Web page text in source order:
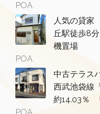
POA
人気の貸
丘駅徒歩8
機置場
POA
中古テラス
西武池袋線
約14.03％